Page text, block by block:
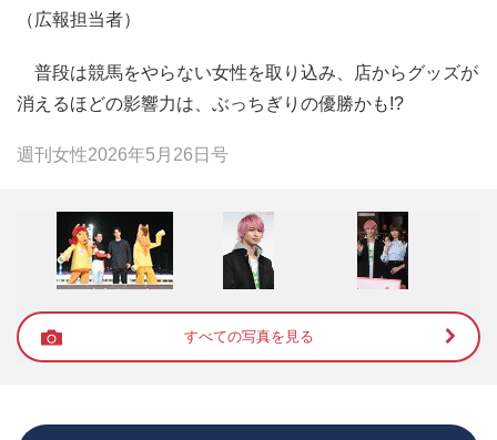
（広報担当者）
普段は競馬をやらない女性を取り込み、店からグッズが
消えるほどの影響力は、ぶっちぎりの優勝かも!?
週刊女性2026年5月26日号
すべての写真を見る